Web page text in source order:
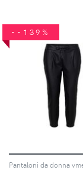
--139%
Pantaloni da donna